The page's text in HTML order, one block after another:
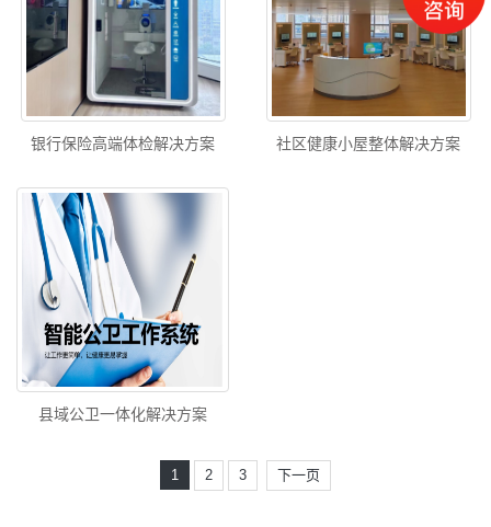
银行保险高端体检解决方案 社区健康小屋整体解决方案
县域公卫一体化解决方案
1 2 3 下一页